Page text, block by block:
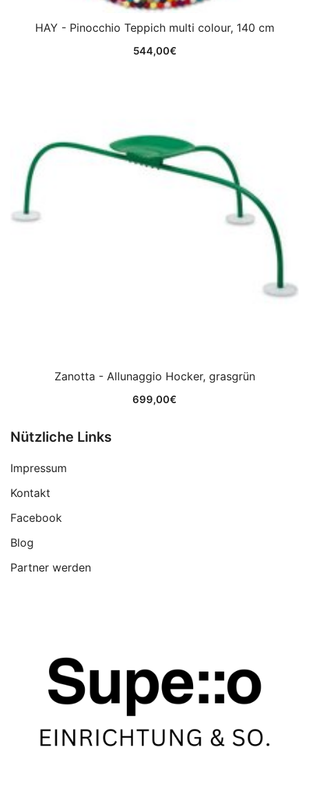
HAY - Pinocchio Teppich multi colour, 140 cm
544,00€
Zanotta - Allunaggio Hocker, grasgrün
699,00€
Nützliche Links
Impressum
Kontakt
Facebook
Blog
Partner werden